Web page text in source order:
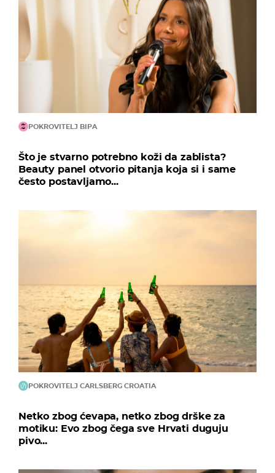
POKROVITELJ BIPA
Što je stvarno potrebno koži da zablista?
Beauty panel otvorio pitanja koja si i same
često postavljamo...
POKROVITELJ CARLSBERG CROATIA
Netko zbog ćevapa, netko zbog drške za
motiku: Evo zbog čega sve Hrvati duguju
pivo...